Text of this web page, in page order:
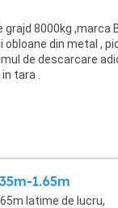
8000kg ,marca
din metal ,
de descarcare
tara .
1.65m
latime de lucru,